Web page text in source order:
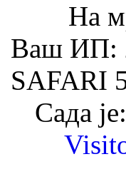
На
Ваш ИП:
SAFARI
Сада